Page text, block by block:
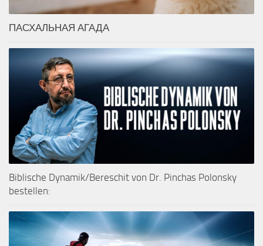
ПАСХАЛЬНАЯ АГАДА
Biblische Dynamik/Bereschit von Dr. Pinchas Polonsky
bestellen: